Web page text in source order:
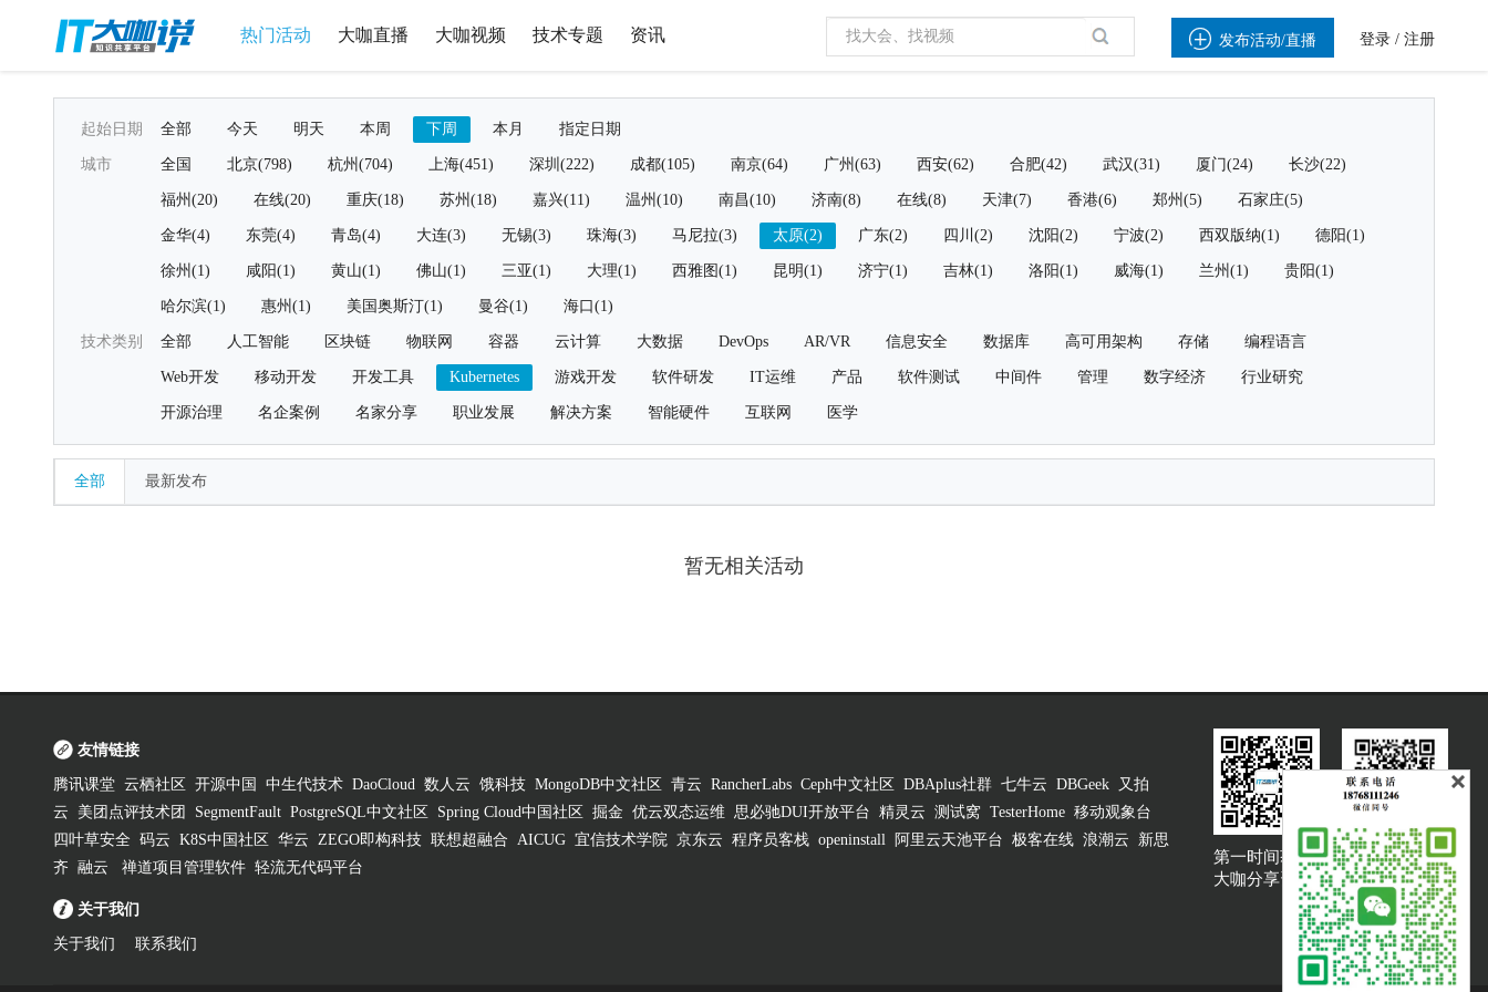
热门活动 大咖直播 大咖视频 技术专题 资讯  发布活动/直播 登录 / 注册
起始日期 全部 今天 明天 本周 下周 本月 指定日期
城市 全国 北京(798) 杭州(704) 上海(451) 深圳(222) 成都(105) 南京(64) 广州(63) 西安(62) 合肥(42) 武汉(31) 厦门(24) 长沙(22)
福州(20) 在线(20) 重庆(18) 苏州(18) 嘉兴(11) 温州(10) 南昌(10) 济南(8) 在线(8) 天津(7) 香港(6) 郑州(5) 石家庄(5)
金华(4) 东莞(4) 青岛(4) 大连(3) 无锡(3) 珠海(3) 马尼拉(3) 太原(2) 广东(2) 四川(2) 沈阳(2) 宁波(2) 西双版纳(1) 德阳(1)
徐州(1) 咸阳(1) 黄山(1) 佛山(1) 三亚(1) 大理(1) 西雅图(1) 昆明(1) 济宁(1) 吉林(1) 洛阳(1) 威海(1) 兰州(1) 贵阳(1)
哈尔滨(1) 惠州(1) 美国奥斯汀(1) 曼谷(1) 海口(1)
技术类别 全部 人工智能 区块链 物联网 容器 云计算 大数据 DevOps AR/VR 信息安全 数据库 高可用架构 存储 编程语言
Web开发 移动开发 开发工具 Kubernetes 游戏开发 软件研发 IT运维 产品 软件测试 中间件 管理 数字经济 行业研究
开源治理 名企案例 名家分享 职业发展 解决方案 智能硬件 互联网 医学
全部 最新发布
暂无相关活动
友情链接
腾讯课堂 云栖社区 开源中国 中生代技术 DaoCloud 数人云 饿科技 MongoDB中文社区 青云 RancherLabs Ceph中文社区 DBAplus社群 七牛云 DBGeek
又拍
云
美团点评技术团 SegmentFault PostgreSQL中文社区 Spring Cloud中国社区 掘金 优云双态运维 思必驰DUI开放平台 精灵云 测试窝 TesterHome 移动观象台
四叶草安全 码云 K8S中国社区 华云 ZEGO即构科技 联想超融合 AICUG 宜信技术学院 京东云 程序员客栈 openinstall 阿里云天池平台 极客在线 浪潮云
新思
齐 融云 禅道项目管理软件 轻流无代码平台
关于我们
关于我们 联系我们
第一时间获取
大咖分享资讯
大咖说吐槽客服